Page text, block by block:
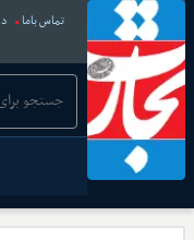
تماس باما